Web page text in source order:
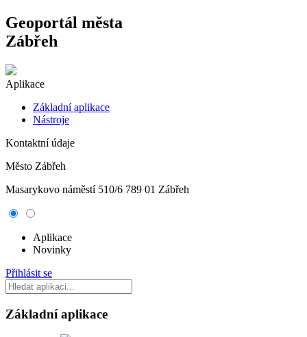
Geoportál města
Zábřeh
Aplikace
Základní aplikace
Nástroje
Kontaktní údaje
Město Zábřeh
Masarykovo náměstí 510/6 789 01 Zábřeh
Aplikace
Novinky
Přihlásit se
Základní aplikace